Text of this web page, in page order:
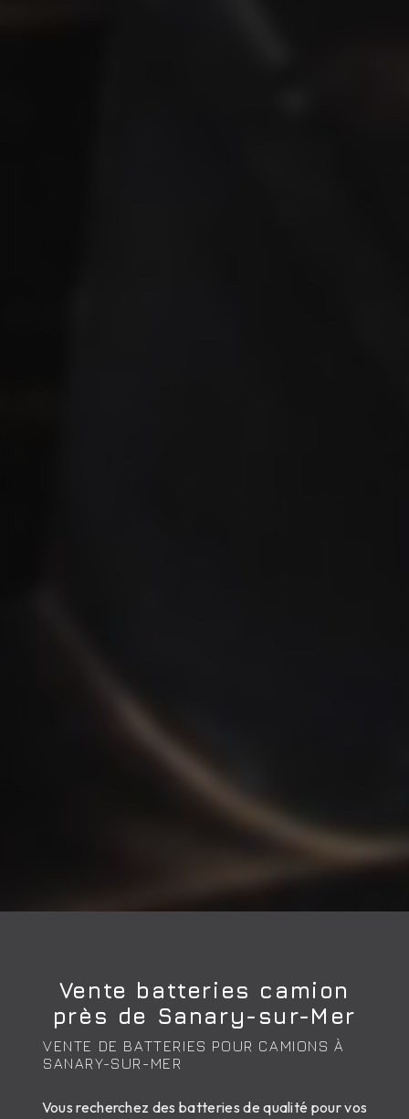
Vente batteries camion
près de Sanary-sur-Mer
VENTE DE BATTERIES POUR CAMIONS À
SANARY-SUR-MER
Vous recherchez des batteries de qualité pour vos